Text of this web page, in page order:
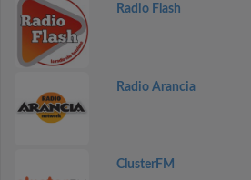
Radio Flash
Radio Arancia
ClusterFM